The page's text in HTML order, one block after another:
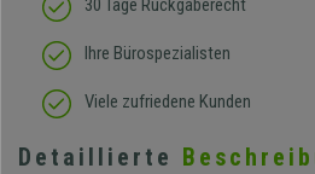
30 Tage Rückgaberecht
Ihre Bürospezialisten
Viele zufriedene Kunden
Detaillierte